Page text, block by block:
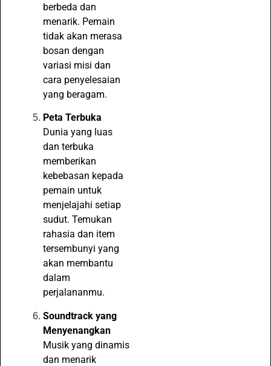
berbeda dan
menarik. Pemain
tidak akan merasa
bosan dengan
variasi misi dan
cara penyelesaian
yang beragam.
Peta Terbuka
Dunia yang luas
dan terbuka
memberikan
kebebasan kepada
pemain untuk
menjelajahi setiap
sudut. Temukan
rahasia dan item
tersembunyi yang
akan membantu
dalam
perjalananmu.
Soundtrack yang
Menyenangkan
Musik yang dinamis
dan menarik